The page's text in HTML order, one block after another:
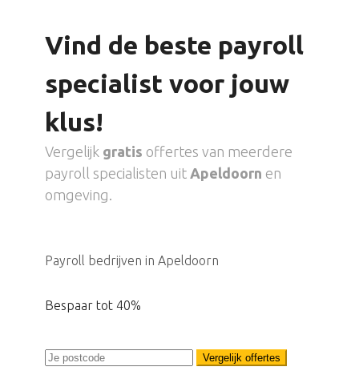
Vind de beste payroll
specialist voor jouw
klus!
Vergelijk gratis offertes van meerdere
payroll specialisten uit Apeldoorn en
omgeving.
Payroll bedrijven in Apeldoorn
Bespaar tot 40%
Vergelijk offertes